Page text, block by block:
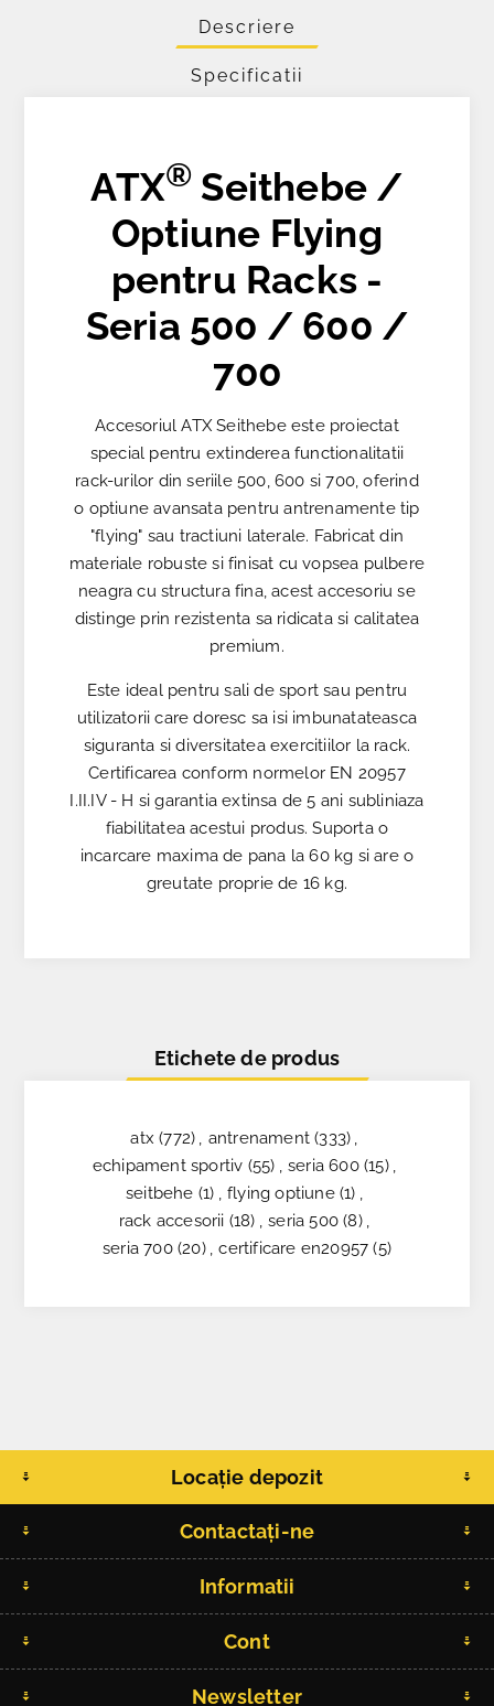
Descriere
Specificatii
ATX® Seithebe /
Optiune Flying
pentru Racks -
Seria 500 / 600 /
700
Accesoriul ATX Seithebe este proiectat
special pentru extinderea functionalitatii
rack-urilor din seriile 500, 600 si 700, oferind
o optiune avansata pentru antrenamente tip
"flying" sau tractiuni laterale. Fabricat din
materiale robuste si finisat cu vopsea pulbere
neagra cu structura fina, acest accesoriu se
distinge prin rezistenta sa ridicata si calitatea
premium.
Este ideal pentru sali de sport sau pentru
utilizatorii care doresc sa isi imbunatateasca
siguranta si diversitatea exercitiilor la rack.
Certificarea conform normelor EN 20957
I.II.IV - H si garantia extinsa de 5 ani subliniaza
fiabilitatea acestui produs. Suporta o
incarcare maxima de pana la 60 kg si are o
greutate proprie de 16 kg.
Etichete de produs
atx (772) , antrenament (333) ,
echipament sportiv (55) , seria 600 (15) ,
seitbehe (1) , flying optiune (1) ,
rack accesorii (18) , seria 500 (8) ,
seria 700 (20) , certificare en20957 (5)
Locație depozit
Contactați-ne
Informatii
Cont
Newsletter